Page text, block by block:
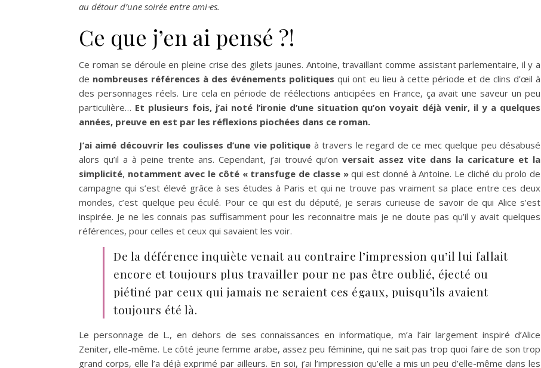
au détour d’une soirée entre ami⸱es.
Ce que j’en ai pensé ?!
Ce roman se déroule en pleine crise des gilets jaunes. Antoine, travaillant comme assistant parlementaire, il y a
de nombreuses références à des événements politiques qui ont eu lieu à cette période et de clins d’œil à
des personnages réels. Lire cela en période de réélections anticipées en France, ça avait une saveur un peu
particulière… Et plusieurs fois, j’ai noté l’ironie d’une situation qu’on voyait déjà venir, il y a quelques
années, preuve en est par les réflexions piochées dans ce roman.
J’ai aimé découvrir les coulisses d’une vie politique à travers le regard de ce mec quelque peu désabusé
alors qu’il a à peine trente ans. Cependant, j’ai trouvé qu’onversait assez vite dans la caricature et la
simplicité, notamment avec le côté « transfuge de classe »qui est donné à Antoine. Le cliché du prolo de
campagne qui s’est élevé grâce à ses études à Paris et qui ne trouve pas vraiment sa place entre ces deux
mondes, c’est quelque peu éculé. Pour ce qui est du député, je serais curieuse de savoir de qui Alice s’est
inspirée. Je ne les connais pas suffisamment pour les reconnaitre mais je ne doute pas qu’il y avait quelques
références, pour celles et ceux qui savaient les voir.
De la déférence inquiète venait au contraire l’impression qu’il lui fallait
encore et toujours plus travailler pour ne pas être oublié, éjecté ou
piétiné par ceux qui jamais ne seraient ces égaux, puisqu’ils avaient
toujours été là.
Le personnage de L., en dehors de ses connaissances en informatique, m’a l’air largement inspiré d’Alice
Zeniter, elle-même. Le côté jeune femme arabe, assez peu féminine, qui ne sait pas trop quoi faire de son trop
grand corps, elle l’a déjà exprimé par ailleurs. En soi, j’ai l’impression qu’elle a mis un peu d’elle-même dans les